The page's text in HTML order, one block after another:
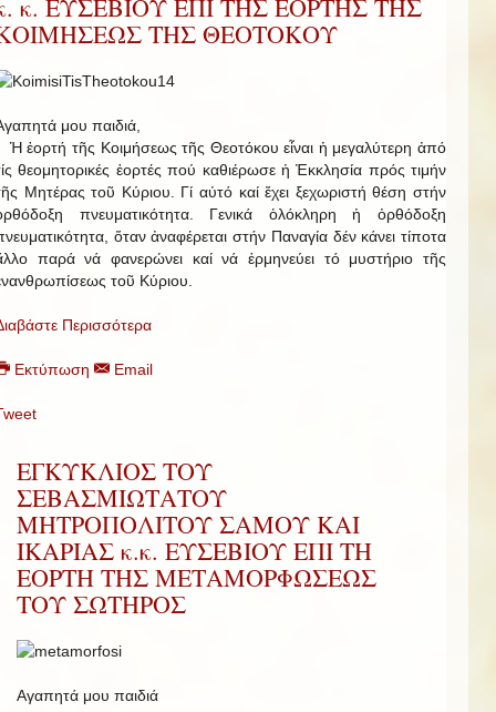
κ. ΕΥΣΕΒΙΟΥ ΕΠΙ ΤΗΣ ΕΟΡΤΗΣ ΤΗΣ
ΤΗΣ ΘΕΟΤΟΚΟΥ
μου παιδιά,
ἑορτή τῆς Κοιμήσεως τῆς Θεοτόκου εἶναι ἡ μεγαλύτερη ἀπό
θεομητορικές ἑορτές πού καθιέρωσε ἡ Ἐκκλησία πρός τιμήν
Μητέρας τοῦ Κύριου. Γί αὐτό καί ἔχει ξεχωριστή θέση στήν
πνευματικότητα. Γενικά ὁλόκληρη ἡ ὀρθόδοξη
ὅταν ἀναφέρεται στήν Παναγία δέν κάνει τίποτα
παρά νά φανερώνει καί νά ἑρμηνεύει τό μυστήριο τῆς
τοῦ Κύριου.
Περισσότερα
Εκτύπωση Email
ΕΓΚΥΚΛΙΟΣ ΤΟΥ
ΣΕΒΑΣΜΙΩΤΑΤΟΥ
ΜΗΤΡΟΠΟΛΙΤΟΥ ΣΑΜΟΥ ΚΑΙ
ΙΚΑΡΙΑΣ κ.κ. ΕΥΣΕΒΙΟΥ ΕΠΙ ΤΗ
ΕΟΡΤΗ ΤΗΣ ΜΕΤΑΜΟΡΦΩΣΕΩΣ
ΤΟΥ ΣΩΤΗΡΟΣ
Αγαπητά μου παιδιά